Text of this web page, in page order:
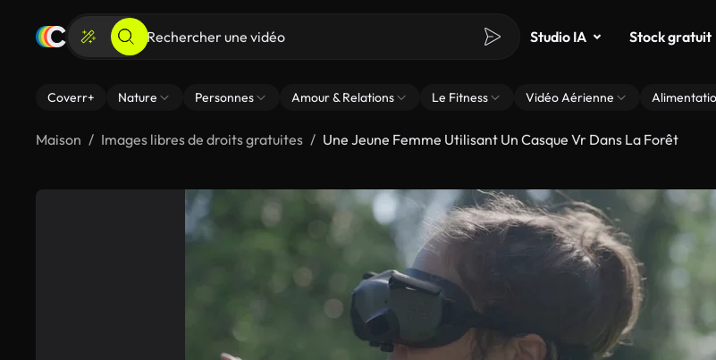
Studio IA Stock gratuit
Coverr+ Nature Personnes Amour & Relations Le Fitness Vidéo Aérienne
Maison Images libres de droits gratuites Une Jeune Femme Utilisant Un Casque Vr Dans La Forêt